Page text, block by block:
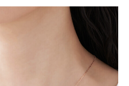
ショッ
レスト
施設案内
アクセ